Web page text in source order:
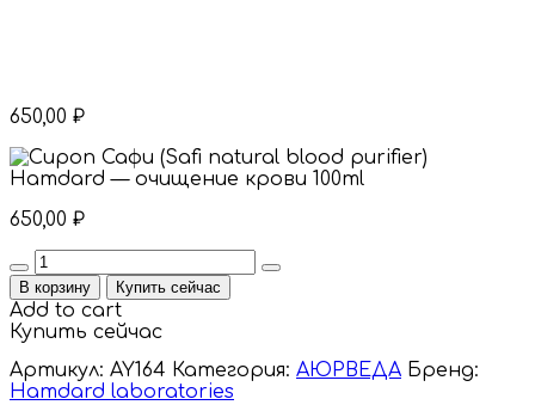
650,00 ₽
650,00 ₽
Quantity
В корзину Купить сейчас
Add to cart
Купить сейчас
Артикул: AY164 Категория: АЮРВЕДА Бренд:
Hamdard laboratories